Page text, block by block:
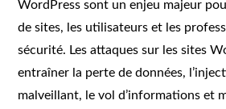
WordPress sont un enjeu majeur
de sites, les utilisateurs et les
sécurité. Les attaques sur les sites
entraîner la perte de données,
malveillant, le vol d’informations et